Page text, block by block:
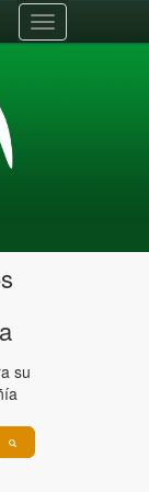
Toggle
navigation
su